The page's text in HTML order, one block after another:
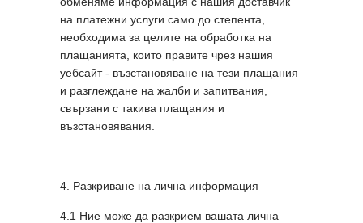
на платежни услуги само до степента,
необходима за целите на обработка на
плащанията, които правите чрез нашия
уебсайт - възстановяване на тези плащания
и разглеждане на жалби и запитвания,
свързани с такива плащания и
възстановявания.
4. Разкриване на лична информация
4.1 Ние може да разкрием вашата лична